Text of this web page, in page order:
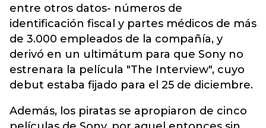
entre otros datos- números de
identificación fiscal y partes médicos de más
de 3.000 empleados de la compañía, y
derivó en un ultimátum para que Sony no
estrenara la película "The Interview", cuyo
debut estaba fijado para el 25 de diciembre.
Además, los piratas se apropiaron de cinco